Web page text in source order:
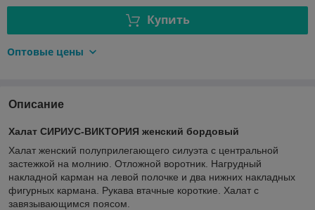
Купить
Оптовые цены
Описание
Халат СИРИУС-ВИКТОРИЯ женский бордовый
Халат женский полуприлегающего силуэта с центральной
застежкой на молнию. Отложной воротник. Нагрудный
накладной карман на левой полочке и два нижних накладных
фигурных кармана. Рукава втачные короткие. Халат с
завязывающимся поясом.